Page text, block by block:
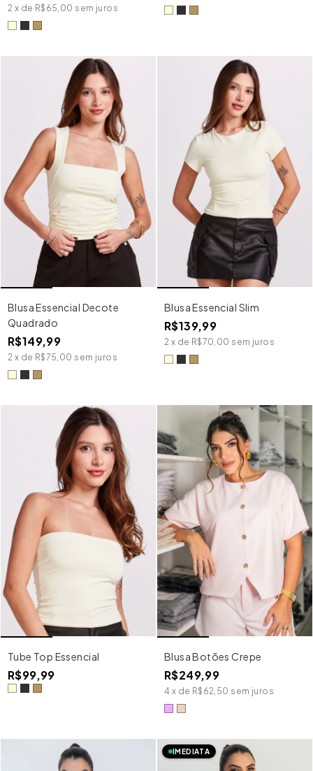
2 x de R$65,00 sem juros
Blusa Essencial Decote
Quadrado
R$149,99
2 x de R$75,00 sem juros
Blusa Essencial Slim
R$139,99
2 x de R$70,00 sem juros
Tube Top Essencial
R$99,99
Blusa Botões Crepe
R$249,99
4 x de R$62,50 sem juros
IMEDIATA